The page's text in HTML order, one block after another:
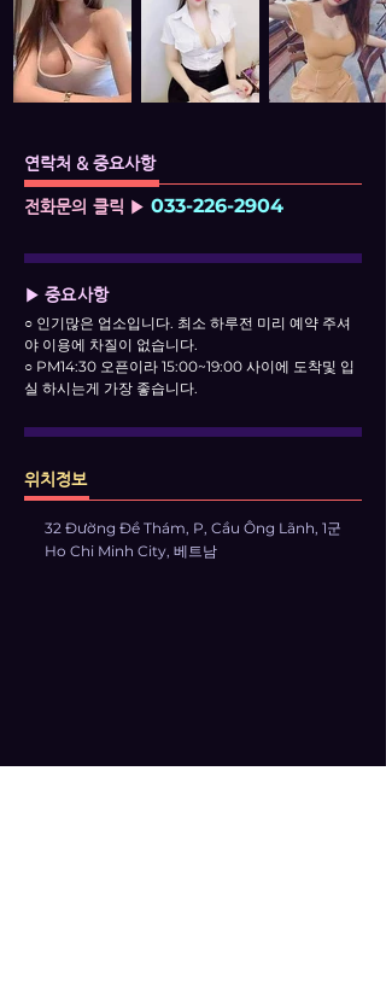
연락처 & 중요사항
전화문의 클릭 ▶ 033-226-2904
▶ 중요사항
○ 인기많은 업소입니다. 최소 하루전 미리 예약 주셔
야 이용에 차질이 없습니다.
○ PM14:30 오픈이라 15:00~19:00 사이에 도착및 입
실 하시는게 가장 좋습니다.
위치정보
32 Đường Đề Thám, P, Cầu Ông Lãnh, 1군
Ho Chi Minh City, 베트남